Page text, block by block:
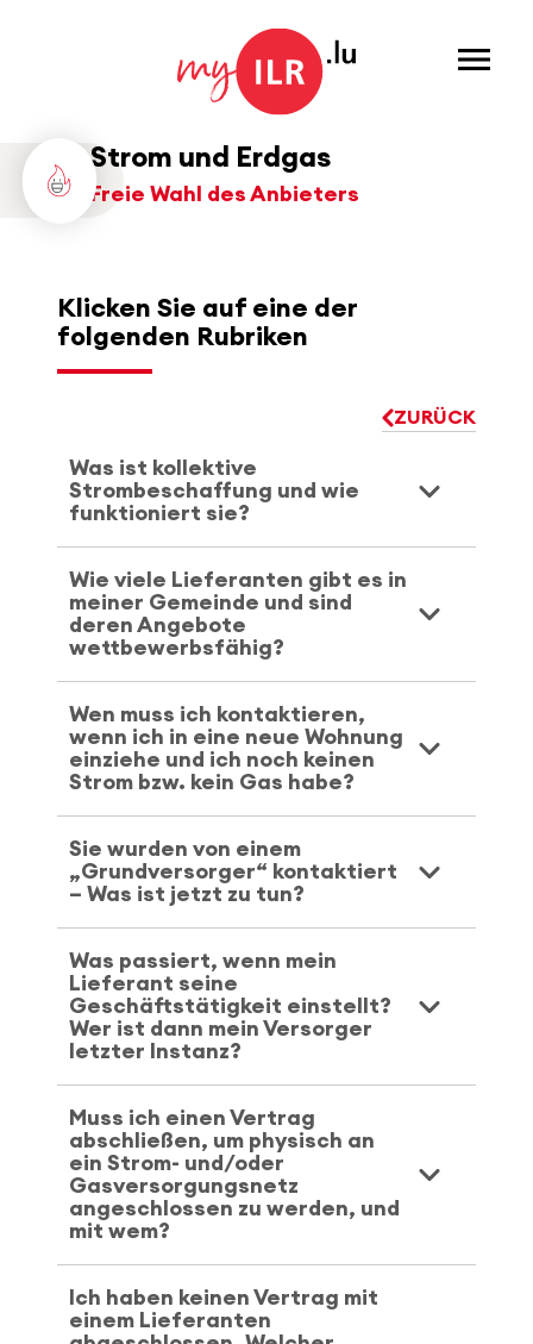
Menu
Strom und Erdgas
Freie Wahl des Anbieters
Klicken Sie auf eine der
folgenden Rubriken
ZURÜCK
Was ist kollektive
Strombeschaffung und wie
funktioniert sie?
Wie viele Lieferanten gibt es in
meiner Gemeinde und sind
deren Angebote
wettbewerbsfähig?
Wen muss ich kontaktieren,
wenn ich in eine neue Wohnung
einziehe und ich noch keinen
Strom bzw. kein Gas habe?
Sie wurden von einem
„Grundversorger“ kontaktiert
– Was ist jetzt zu tun?
Was passiert, wenn mein
Lieferant seine
Geschäftstätigkeit einstellt?
Wer ist dann mein Versorger
letzter Instanz?
Muss ich einen Vertrag
abschließen, um physisch an
ein Strom- und/oder
Gasversorgungsnetz
angeschlossen zu werden, und
mit wem?
Ich haben keinen Vertrag mit
einem Lieferanten